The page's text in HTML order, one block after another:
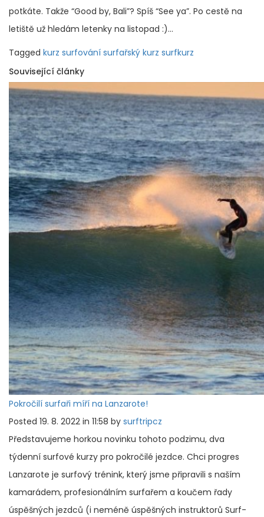
potkáte. Takže “Good by, Bali”? Spíš “See ya”. Po cestě na
letiště už hledám letenky na listopad :)…
Tagged kurz surfování surfařský kurz surfkurz
Související články
Pokročilí surfaři míří na Lanzarote!
Posted 19. 8. 2022 in 11:58 by surftripcz
Představujeme horkou novinku tohoto podzimu, dva
týdenní surfové kurzy pro pokročilé jezdce. Chci progres
Lanzarote je surfový trénink, který jsme připravili s naším
kamarádem, profesionálním surfařem a koučem řady
úspěšných jezdců (i neméně úspěšných instruktorů Surf-